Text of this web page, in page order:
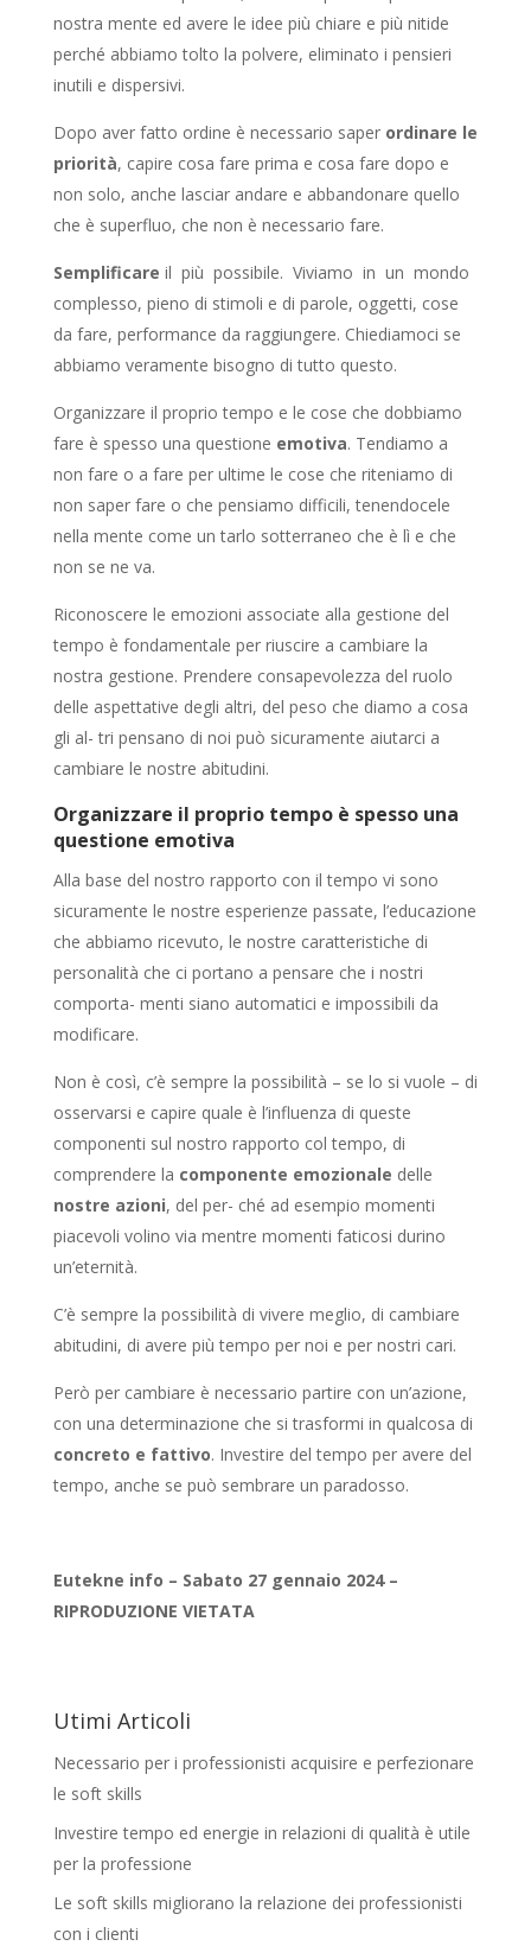
nostra mente ed avere le idee più chiare e più nitide
perché abbiamo tolto la polvere, eliminato i pensieri
inutili e dispersivi.
Dopo aver fatto ordine è necessario saper ordinare le
priorità, capire cosa fare prima e cosa fare dopo e
non solo, anche lasciar andare e abbandonare quello
che è superfluo, che non è necessario fare.
Semplificare il più possibile. Viviamo in un mondo
complesso, pieno di stimoli e di parole, oggetti, cose
da fare, performance da raggiungere. Chiediamoci se
abbiamo veramente bisogno di tutto questo.
Organizzare il proprio tempo e le cose che dobbiamo
fare è spesso una questione emotiva. Tendiamo a
non fare o a fare per ultime le cose che riteniamo di
non saper fare o che pensiamo difficili, tenendocele
nella mente come un tarlo sotterraneo che è lì e che
non se ne va.
Riconoscere le emozioni associate alla gestione del
tempo è fondamentale per riuscire a cambiare la
nostra gestione. Prendere consapevolezza del ruolo
delle aspettative degli altri, del peso che diamo a cosa
gli al- tri pensano di noi può sicuramente aiutarci a
cambiare le nostre abitudini.
Organizzare il proprio tempo è spesso una
questione emotiva
Alla base del nostro rapporto con il tempo vi sono
sicuramente le nostre esperienze passate, l’educazione
che abbiamo ricevuto, le nostre caratteristiche di
personalità che ci portano a pensare che i nostri
comporta- menti siano automatici e impossibili da
modificare.
Non è così, c’è sempre la possibilità – se lo si vuole – di
osservarsi e capire quale è l’influenza di queste
componenti sul nostro rapporto col tempo, di
comprendere la componente emozionale delle
nostre azioni, del per- ché ad esempio momenti
piacevoli volino via mentre momenti faticosi durino
un’eternità.
C’è sempre la possibilità di vivere meglio, di cambiare
abitudini, di avere più tempo per noi e per nostri cari.
Però per cambiare è necessario partire con un’azione,
con una determinazione che si trasformi in qualcosa di
concreto e fattivo. Investire del tempo per avere del
tempo, anche se può sembrare un paradosso.
Eutekne info – Sabato 27 gennaio 2024 –
RIPRODUZIONE VIETATA
Utimi Articoli
Necessario per i professionisti acquisire e perfezionare
le soft skills
Investire tempo ed energie in relazioni di qualità è utile
per la professione
Le soft skills migliorano la relazione dei professionisti
con i clienti